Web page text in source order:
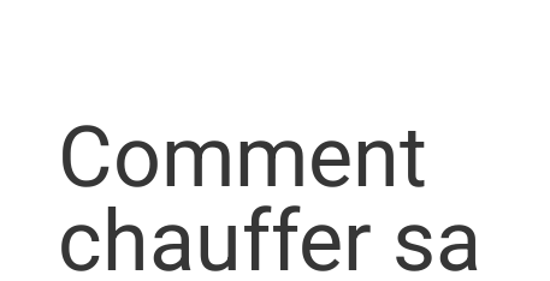
Comment
chauffer sa